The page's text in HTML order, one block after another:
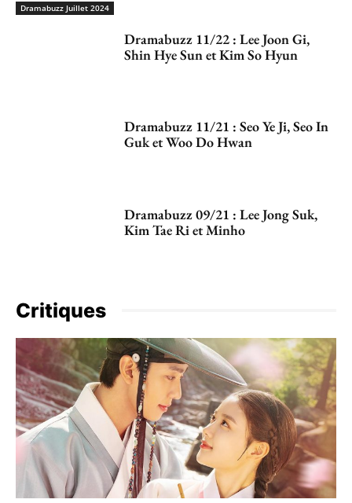
Dramabuzz Juillet 2024
Dramabuzz 11/22 : Lee Joon Gi,
Shin Hye Sun et Kim So Hyun
Dramabuzz 11/21 : Seo Ye Ji, Seo In
Guk et Woo Do Hwan
Dramabuzz 09/21 : Lee Jong Suk,
Kim Tae Ri et Minho
Critiques